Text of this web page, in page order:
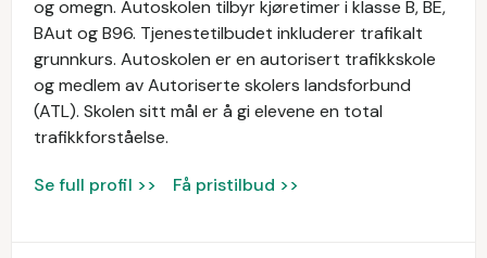
og omegn. Autoskolen tilbyr kjøretimer i klasse B, BE,
BAut og B96. Tjenestetilbudet inkluderer trafikalt
grunnkurs. Autoskolen er en autorisert trafikkskole
og medlem av Autoriserte skolers landsforbund
(ATL). Skolen sitt mål er å gi elevene en total
trafikkforståelse.
Se full profil >> Få pristilbud >>